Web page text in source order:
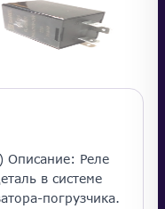
Описание: Реле
в системе
погрузчика.